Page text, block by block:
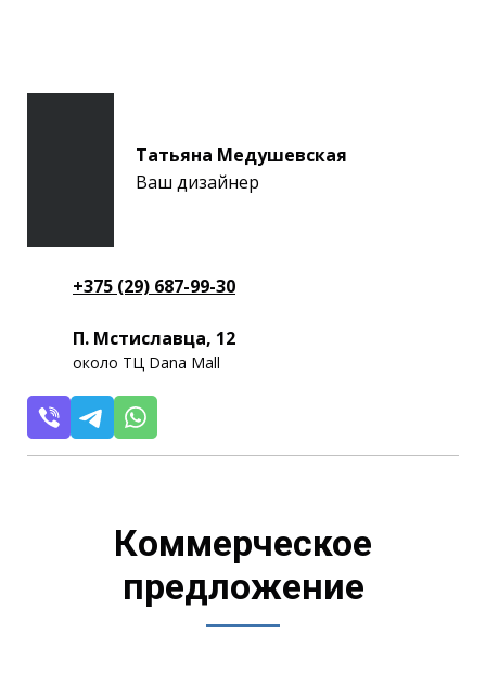
Татьяна Медушевская
Ваш дизайнер
+375 (29) 687-99-30
П. Мстиславца, 12
около ТЦ Dana Mall
Коммерческое
предложение